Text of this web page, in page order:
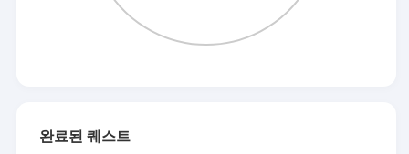
완료된 퀘스트